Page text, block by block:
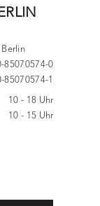
Berlin
85070574-0
85070574-1
10 - 18 Uhr
10 - 15 Uhr